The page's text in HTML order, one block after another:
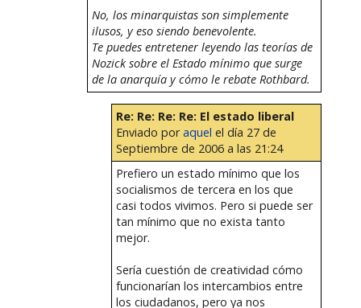
No, los minarquistas son simplemente
ilusos, y eso siendo benevolente.
Te puedes entretener leyendo las teorías de
Nozick sobre el Estado mínimo que surge
de la anarquía y cómo le rebate Rothbard.
Re: Re: Re: Re: El estado liberal
Enviado poraquel el día 27 de
Septiembre de 2006 a las 21:24
Prefiero un estado mínimo que los
socialismos de tercera en los que
casi todos vivimos. Pero si puede ser
tan mínimo que no exista tanto
mejor.
Sería cuestión de creatividad cómo
funcionarían los intercambios entre
los ciudadanos, pero ya nos